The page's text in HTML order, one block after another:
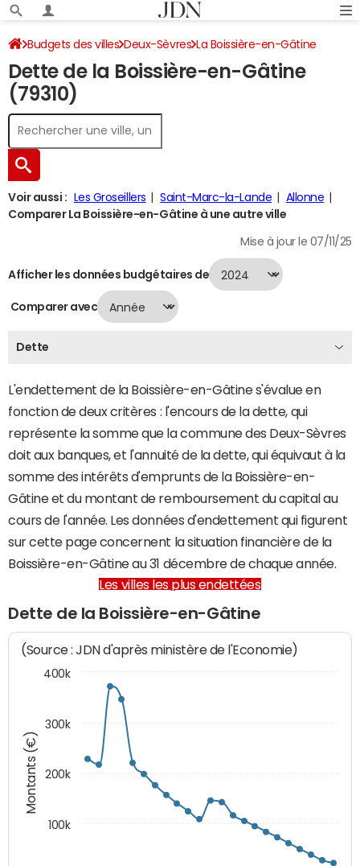
Budgets des villes Deux-Sèvres La Boissière-en-Gâtine
Dette au 31/12/2024
Dette de la Boissière-en-Gâtine
(79310)
Voir aussi : Les Groseillers Saint-Marc-la-Lande
Allonne
Comparer La Boissière-en-Gâtine à une autre ville
Mise à jour le 07/11/25
Afficher les données budgétaires de
Comparer avec
Dette
L'endettement de la Boissière-en-Gâtine s'évalue en
fonction de deux critères : l'encours de la dette, qui
représente la somme que la commune des Deux-Sèvres
doit aux banques, et l'annuité de la dette, qui équivaut à la
somme des intérêts d'emprunts de la Boissière-en-
Gâtine et du montant de remboursement du capital au
cours de l'année. Les données d'endettement qui figurent
sur cette page concernent la situation financière de la
Boissière-en-Gâtine au 31 décembre de chaque année.
Les villes les plus endettées
Dette de la Boissière-en-Gâtine
Montants (€)
(Source : JDN d'après ministère de l'Economie)
100k
200k
300k
400k